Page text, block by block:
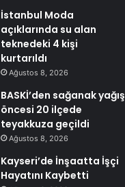
İstanbul Moda
açıklarında su alan
teknedeki 4 kişi
kurtarıldı
Ağustos 8, 2026
BASKİ’den sağanak yağış
öncesi 20 ilçede
teyakkuza geçildi
Ağustos 8, 2026
Kayseri’de İnşaatta İşçi
Hayatını Kaybetti